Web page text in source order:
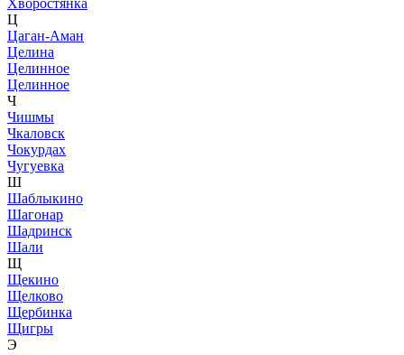
Ц
Цаган-Аман
Целина
Целинное
Целинное
Ч
Чишмы
Чкаловск
Чокурдах
Чугуевка
Ш
Шаблыкино
Шагонар
Шадринск
Шали
Щ
Щекино
Щелково
Щербинка
Щигры
Э